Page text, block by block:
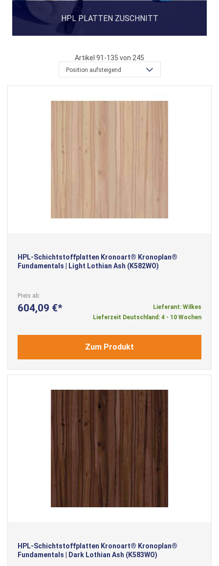
HPL PLATTEN ZUSCHNITT
Artikel 91 -135 von 245
Position aufsteigend
HPL-Schichtstoffplatten Kronoart® Kronoplan®
Fundamentals | Light Lothian Ash (K582WO)
Preis ab
604,09 €
Lieferant: Wilkes
Lieferzeit Deutschland: 4 - 10 Wochen
Zum Produkt
HPL-Schichtstoffplatten Kronoart® Kronoplan®
Fundamentals | Dark Lothian Ash (K583WO)